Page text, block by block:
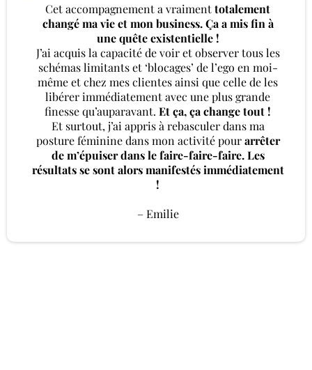
Cet accompagnement a vraimenttotalement
changé ma vie et mon business. Ça a mis fin à
une quête existentielle !
J’ai acquis la capacité de voir et observer tous les
schémas limitants et ‘blocages’ de l’ego en moi-
même et chez mes clientes ainsi que celle de les
libérer immédiatement avec une plus grande
finesse qu’auparavant. Et ça, ça change tout !
Et surtout, j’ai appris à rebasculer dans ma
posture féminine dans mon activité pourarrêter
de m’épuiser dans le faire-faire-faire. Les
résultats se sont alors manifestés immédiatement
!
– Emilie